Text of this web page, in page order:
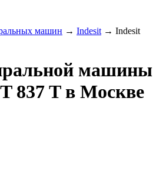
машин → Indesit → Indesit
машины
837 T в Москве